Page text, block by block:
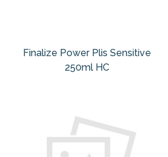
Finalize Power Plis Sensitive
250ml HC